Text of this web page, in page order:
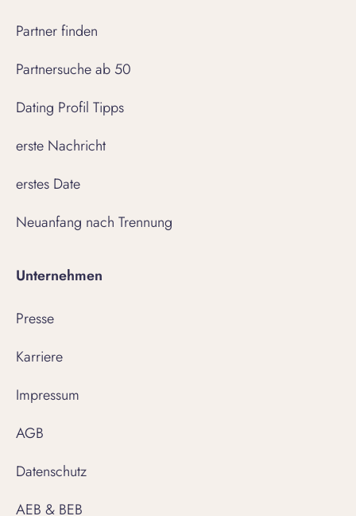
Partner finden
Partnersuche ab 50
Dating Profil Tipps
erste Nachricht
erstes Date
Neuanfang nach Trennung
Unternehmen
Presse
Karriere
Impressum
AGB
Datenschutz
AEB & BEB